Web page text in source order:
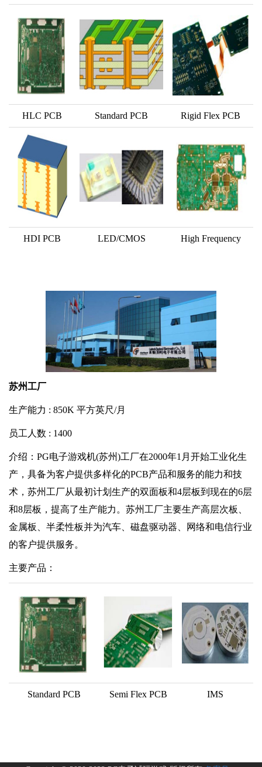
HLC PCB Standard PCB Rigid Flex PCB
HDI PCB LED/CMOS High Frequency
苏州工厂
生产能力 : 850K 平方英尺/月
员工人数 : 1400
介绍：PG电子游戏机(苏州)工厂在2000年1月开始工业化生
产，具备为客户提供多样化的PCB产品和服务的能力和技
术，苏州工厂从最初计划生产的双面板和4层板到现在的6层
和8层板，提高了生产能力。苏州工厂主要生产高层次板、
金属板、半柔性板并为汽车、磁盘驱动器、网络和电信行业
的客户提供服务。
主要产品：
Standard PCB Semi Flex PCB IMS